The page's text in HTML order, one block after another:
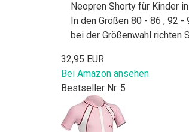
Neopren Shorty für Kinder
In den Größen 80 - 86 , 92
bei der Größenwahl richten
32,95 EUR
Bei Amazon ansehen
Bestseller Nr. 5